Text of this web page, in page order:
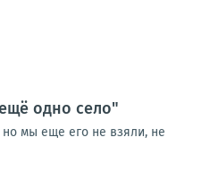
одно село"
мы еще его не взяли, не